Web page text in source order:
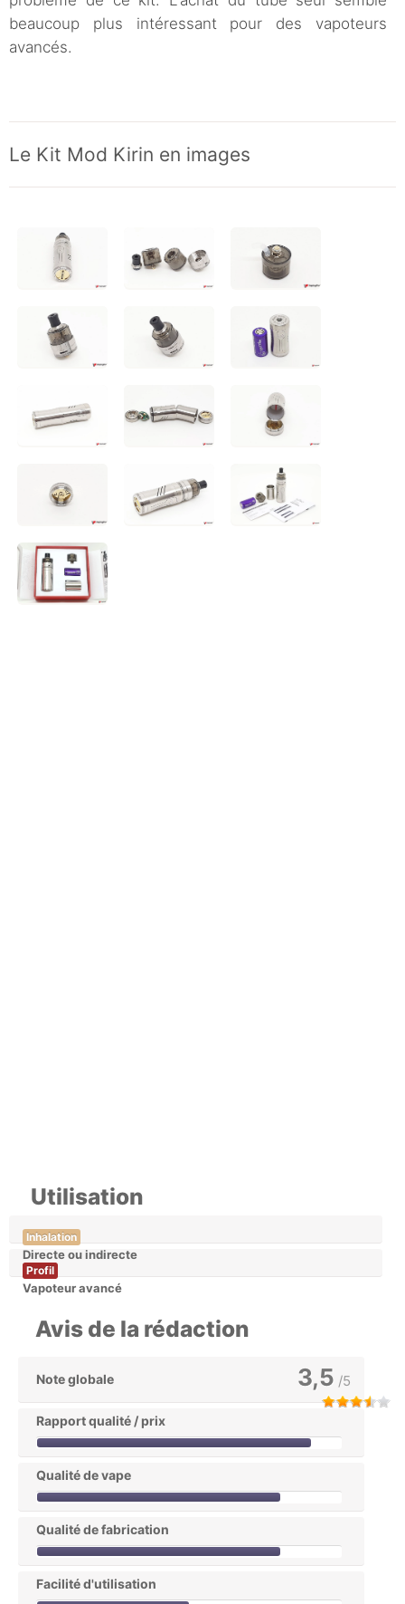
beaucoup plus intéressant pour des vapoteurs
avancés.
Le Kit Mod Kirin en images
Utilisation
Inhalation
Directe ou indirecte
Profil
Vapoteur avancé
Avis de la rédaction
Note globale 3,5 /5
Rapport qualité / prix
Qualité de vape
Qualité de fabrication
Facilité d'utilisation